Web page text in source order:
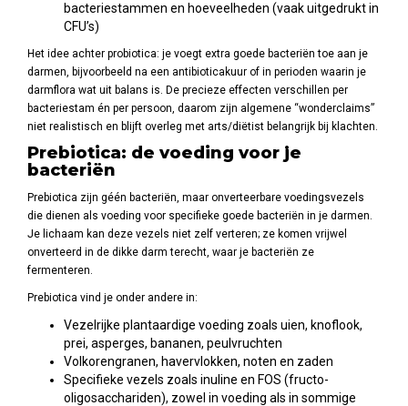
bacteriestammen en hoeveelheden (vaak uitgedrukt in
CFU’s)
Het idee achter probiotica: je voegt extra goede bacteriën toe aan je
darmen, bijvoorbeeld na een antibioticakuur of in perioden waarin je
darmflora wat uit balans is. De precieze effecten verschillen per
bacteriestam én per persoon, daarom zijn algemene “wonderclaims”
niet realistisch en blijft overleg met arts/diëtist belangrijk bij klachten.
Prebiotica: de voeding voor je
bacteriën
Prebiotica zijn géén bacteriën, maar onverteerbare voedingsvezels
die dienen als voeding voor specifieke goede bacteriën in je darmen.
Je lichaam kan deze vezels niet zelf verteren; ze komen vrijwel
onverteerd in de dikke darm terecht, waar je bacteriën ze
fermenteren.
Prebiotica vind je onder andere in:
Vezelrijke plantaardige voeding zoals uien, knoflook,
prei, asperges, bananen, peulvruchten
Volkorengranen, havervlokken, noten en zaden
Specifieke vezels zoals inuline en FOS (fructo-
oligosacchariden), zowel in voeding als in sommige